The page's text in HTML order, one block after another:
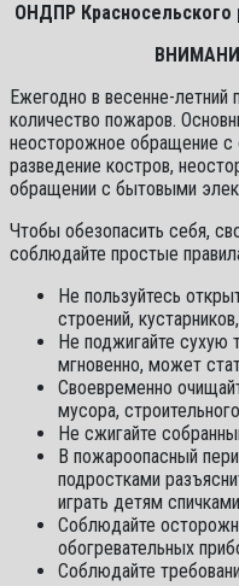
ОНДПР Красносельского
Ежегодно в весенне-летний
количество пожаров.
неосторожное обращение с
разведение костров,
обращении с бытовыми
Чтобы обезопасить себя,
соблюдайте простые
Не пользуйтесь
строений,
Не поджигайте сухую
мгновенно, может
Своевременно
мусора,
Не сжигайте
В пожароопасный
подростками
играть детям
Соблюдайте
обогревательных
Соблюдайте